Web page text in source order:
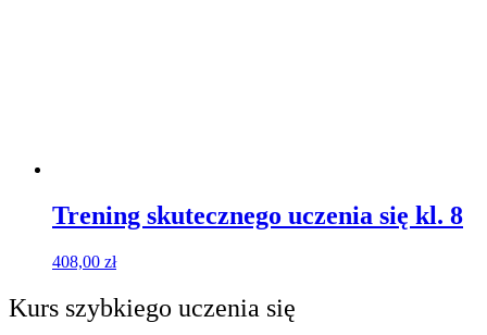
Trening skutecznego uczenia się kl. 8
408,00 zł
Kurs szybkiego uczenia się